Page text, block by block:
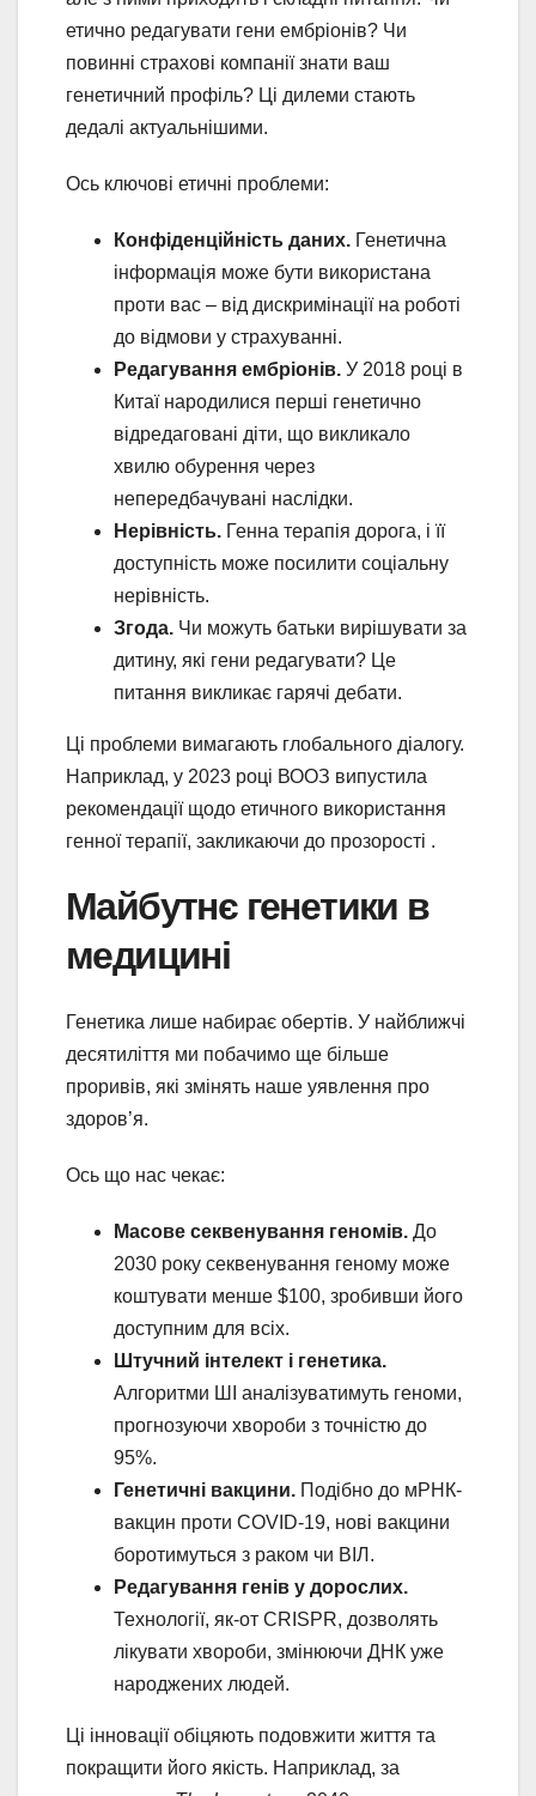
етично редагувати гени ембріонів? Чи
повинні страхові компанії знати ваш
генетичний профіль? Ці дилеми стають
дедалі актуальнішими.
Ось ключові етичні проблеми:
Конфіденційність даних. Генетична
інформація може бути використана
проти вас – від дискримінації на роботі
до відмови у страхуванні.
Редагування ембріонів. У 2018 році в
Китаї народилися перші генетично
відредаговані діти, що викликало
хвилю обурення через
непередбачувані наслідки.
Нерівність. Генна терапія дорога, і її
доступність може посилити соціальну
нерівність.
Згода. Чи можуть батьки вирішувати за
дитину, які гени редагувати? Це
питання викликає гарячі дебати.
Ці проблеми вимагають глобального діалогу.
Наприклад, у 2023 році ВООЗ випустила
рекомендації щодо етичного використання
генної терапії, закликаючи до прозорості .
Майбутнє генетики в
медицині
Генетика лише набирає обертів. У найближчі
десятиліття ми побачимо ще більше
проривів, які змінять наше уявлення про
здоров’я.
Ось що нас чекає:
Масове секвенування геномів. До
2030 року секвенування геному може
коштувати менше $100, зробивши його
доступним для всіх.
Штучний інтелект і генетика.
Алгоритми ШІ аналізуватимуть геноми,
прогнозуючи хвороби з точністю до
95%.
Генетичні вакцини. Подібно до мРНК-
вакцин проти COVID-19, нові вакцини
боротимуться з раком чи ВІЛ.
Редагування генів у дорослих.
Технології, як-от CRISPR, дозволять
лікувати хвороби, змінюючи ДНК уже
народжених людей.
Ці інновації обіцяють подовжити життя та
покращити його якість. Наприклад, за